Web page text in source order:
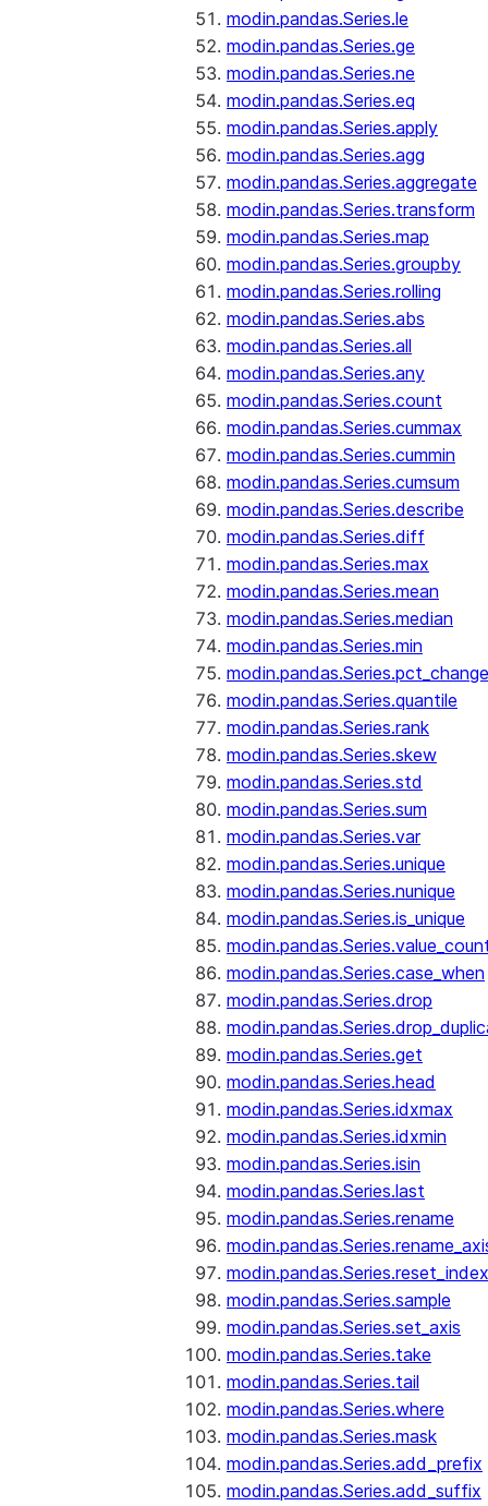
modin.pandas.Series.le
modin.pandas.Series.ge
modin.pandas.Series.ne
modin.pandas.Series.eq
modin.pandas.Series.apply
modin.pandas.Series.agg
modin.pandas.Series.aggregate
modin.pandas.Series.transform
modin.pandas.Series.map
modin.pandas.Series.groupby
modin.pandas.Series.rolling
modin.pandas.Series.abs
modin.pandas.Series.all
modin.pandas.Series.any
modin.pandas.Series.count
modin.pandas.Series.cummax
modin.pandas.Series.cummin
modin.pandas.Series.cumsum
modin.pandas.Series.describe
modin.pandas.Series.diff
modin.pandas.Series.max
modin.pandas.Series.mean
modin.pandas.Series.median
modin.pandas.Series.min
modin.pandas.Series.pct_change
modin.pandas.Series.quantile
modin.pandas.Series.rank
modin.pandas.Series.skew
modin.pandas.Series.std
modin.pandas.Series.sum
modin.pandas.Series.var
modin.pandas.Series.unique
modin.pandas.Series.nunique
modin.pandas.Series.is_unique
modin.pandas.Series.case_when
modin.pandas.Series.drop
modin.pandas.Series.get
modin.pandas.Series.head
modin.pandas.Series.idxmax
modin.pandas.Series.idxmin
modin.pandas.Series.isin
modin.pandas.Series.last
modin.pandas.Series.rename
modin.pandas.Series.reset_index
modin.pandas.Series.sample
modin.pandas.Series.set_axis
modin.pandas.Series.take
modin.pandas.Series.tail
modin.pandas.Series.where
modin.pandas.Series.mask
modin.pandas.Series.add_prefix
modin.pandas.Series.add_suffix